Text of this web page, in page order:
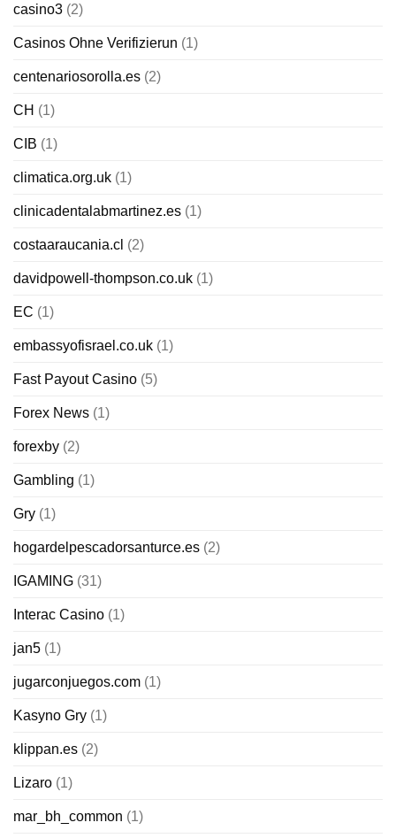
casino3 (2)
Casinos Ohne Verifizierun (1)
centenariosorolla.es (2)
CH (1)
CIB (1)
climatica.org.uk (1)
clinicadentalabmartinez.es (1)
costaaraucania.cl (2)
davidpowell-thompson.co.uk (1)
EC (1)
embassyofisrael.co.uk (1)
Fast Payout Casino (5)
Forex News (1)
forexby (2)
Gambling (1)
Gry (1)
hogardelpescadorsanturce.es (2)
IGAMING (31)
Interac Casino (1)
jan5 (1)
jugarconjuegos.com (1)
Kasyno Gry (1)
klippan.es (2)
Lizaro (1)
mar_bh_common (1)